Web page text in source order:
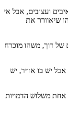
ועצובים, אבל אי
שיאוורר את
של רוך, משהו מוכרח
יש בו אוויר, יש
אחת משלוש הדמויות